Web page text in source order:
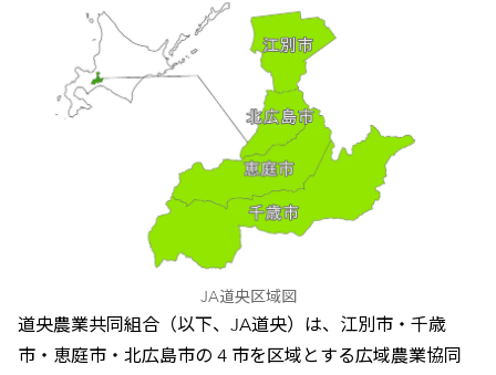
JA道央区域図
道央農業共同組合（以下、JA道央）は、江別市・千歳
市・恵庭市・北広島市の 4 市を区域とする広域農業協同